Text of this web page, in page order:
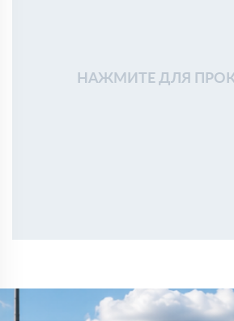
НАЖМИТЕ ДЛЯ